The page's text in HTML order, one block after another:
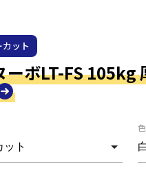
ット
ーボLT-FS
色